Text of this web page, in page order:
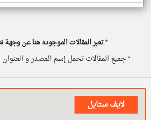
*تعبر المقالات الموجوده هنا عن وجهة
* جميع المقالات تحمل إسم المصدر و العنوان
لايف ستايل